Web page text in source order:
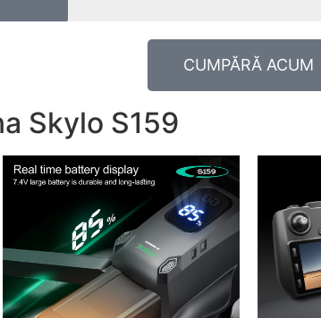
CUMPĂRĂ ACUM
Skylo S159